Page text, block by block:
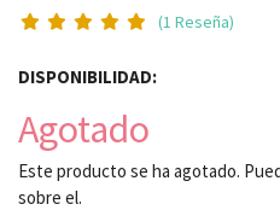
(1 Reseña)
DISPONIBILIDAD:
Agotado
Este producto se ha agotado.
sobre el.